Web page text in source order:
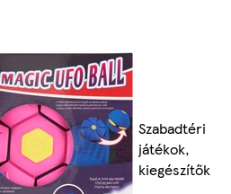
Szabadtéri
játékok,
kiegészítők